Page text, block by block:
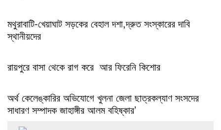
মথুরাবাটি-খেয়াঘাট সড়কের বেহাল দশা,দ্রুত সংস্কারের দাবি
স্থানীয়দের
রায়পুরে বাসা থেকে রাগ করে আর ফিরেনি কিশোর
অর্থ কেলেঙ্কারির অভিযোগে খুলনা জেলা ছাত্রকল্যাণ সংসদের
সাধারণ সম্পাদক জাহাঙ্গীর আলম বহিষ্কার’